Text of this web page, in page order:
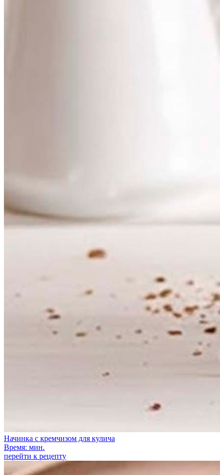
Начинка с кремчизом для кулича
Время: мин.
перейти к рецепту